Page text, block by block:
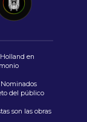
en
Nominados
del público
son las obras